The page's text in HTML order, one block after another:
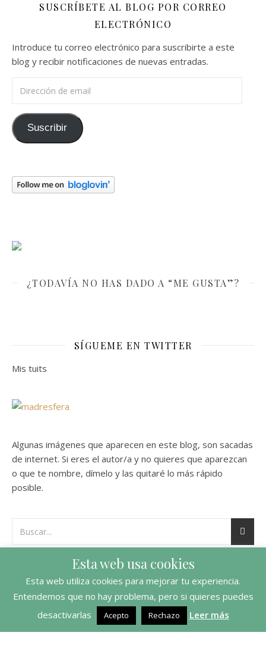
SUSCRÍBETE AL BLOG POR CORREO
ELECTRÓNICO
Introduce tu correo electrónico para suscribirte a este
blog y recibir notificaciones de nuevas entradas.
Suscribir
¿TODAVÍA NO HAS DADO A “ME GUSTA”?
SÍGUEME EN TWITTER
Mis tuits
Algunas imágenes que aparecen en este blog, son sacadas
de internet. Si eres el autor/a y no quieres que aparezcan
o que te nombre, dímelo y las quitaré lo más rápido
posible.
Esta web usa cookies
Esta web utiliza cookies para mejorar tu experiencia.
Entendemos que no hay problema, pero si quieres puedes
desactivarlas
Acepto Rechazo Leer más